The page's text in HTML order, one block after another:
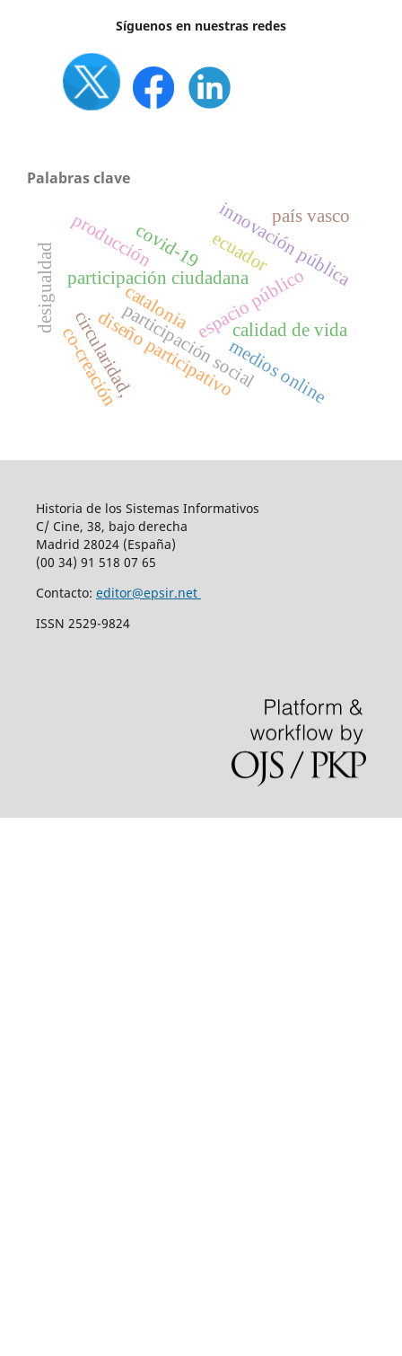
Síguenos en nuestras redes
Palabras clave
participación social
participación ciudadanaespacio público
diseño participativocalidad de vida
circularidad,
innovación pública
co-creación
ecuador
desigualdad
producción
medios online
catalonia
covid-19
país vasco
Historia de los Sistemas Informativos
C/ Cine, 38, bajo derecha
Madrid 28024 (España)
(00 34) 91 518 07 65
Contacto: editor@epsir.net
ISSN 2529-9824